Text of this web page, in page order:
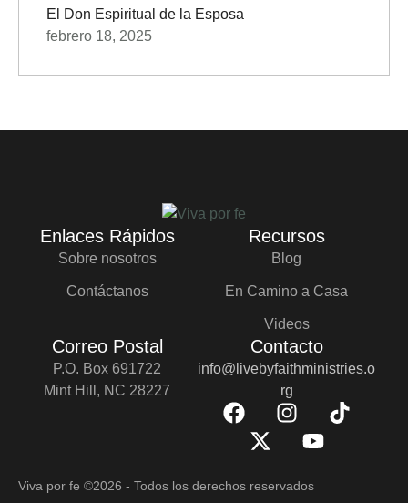
El Don Espiritual de la Esposa
febrero 18, 2025
Enlaces Rápidos
Sobre nosotros
Contáctanos
Recursos
Blog
En Camino a Casa
Videos
Correo Postal
P.O. Box 691722
Mint Hill, NC 28227
Contacto
info@livebyfaithministries.o
rg
Viva por fe ©2026 - Todos los derechos reservados